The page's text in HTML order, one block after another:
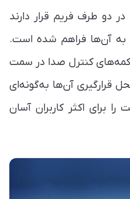
دو طرف فریم قرار دارند
به آن‌ها فراهم شده است.
کنترل صدا در سمت
قرارگیری آن‌ها به‌گونه‌ای
برای اکثر کاربران آسان